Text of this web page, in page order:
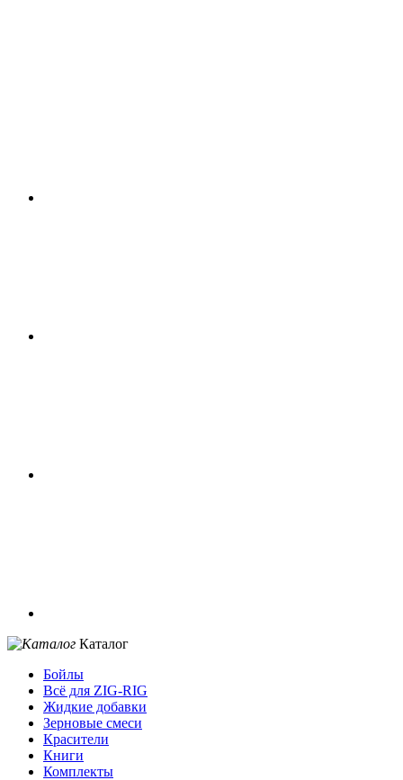
Каталог
Бойлы
Всё для ZIG-RIG
Жидкие добавки
Зерновые смеси
Красители
Книги
Комплекты